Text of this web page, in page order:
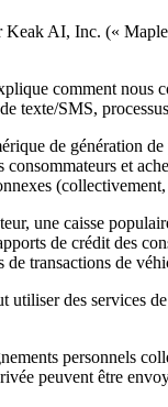
AI, Inc. («
comment nous
texte/SMS,
de génération
consommateurs et
une caisse
de crédit des
transactions de
des services
personnels
peuvent être